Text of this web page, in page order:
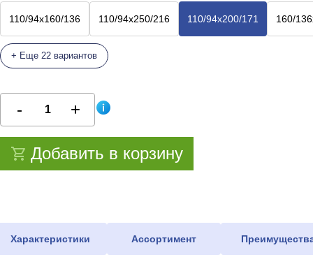
110/94х160/136 110/94х250/216 110/94х200/171 160/
+ Еще 22 вариантов
Добавить в корзину
Характеристики Ассортимент